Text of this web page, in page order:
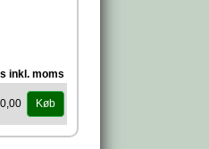
inkl. moms
Køb